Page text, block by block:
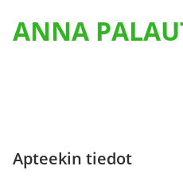
ANNA
Apteekin tiedot